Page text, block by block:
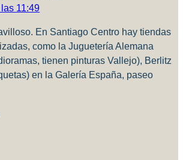
11:49
En Santiago Centro hay tiendas
como la Juguetería Alemana
tienen pinturas Vallejo), Berlitz
en la Galería España, paseo